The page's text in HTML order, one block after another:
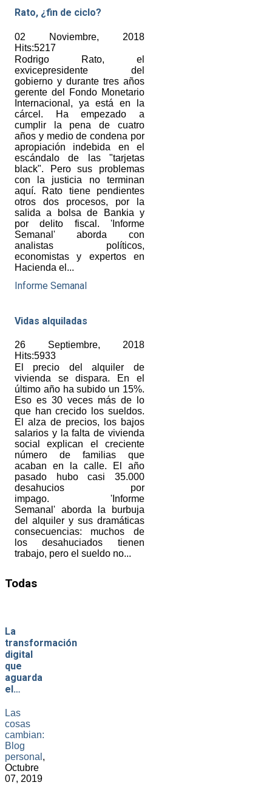
Rato, ¿fin de ciclo?
02 Noviembre, 2018
Hits:5217
Rodrigo Rato, el
exvicepresidente del
gobierno y durante tres años
gerente del Fondo Monetario
Internacional, ya está en la
cárcel. Ha empezado a
cumplir la pena de cuatro
años y medio de condena por
apropiación indebida en el
escándalo de las "tarjetas
black". Pero sus problemas
con la justicia no terminan
aquí. Rato tiene pendientes
otros dos procesos, por la
salida a bolsa de Bankia y
por delito fiscal. 'Informe
Semanal' aborda con
analistas políticos,
economistas y expertos en
Hacienda el...
Informe Semanal
Vidas alquiladas
26 Septiembre, 2018
Hits:5933
El precio del alquiler de
vivienda se dispara. En el
último año ha subido un 15%.
Eso es 30 veces más de lo
que han crecido los sueldos.
El alza de precios, los bajos
salarios y la falta de vivienda
social explican el creciente
número de familias que
acaban en la calle. El año
pasado hubo casi 35.000
desahucios por
impago. 'Informe
Semanal' aborda la burbuja
del alquiler y sus dramáticas
consecuencias: muchos de
los desahuciados tienen
trabajo, pero el sueldo no...
Todas
La
transformación
digital
que
aguarda
el…
Las
cosas
cambian:
Blog
personal ,
Octubre
07, 2019